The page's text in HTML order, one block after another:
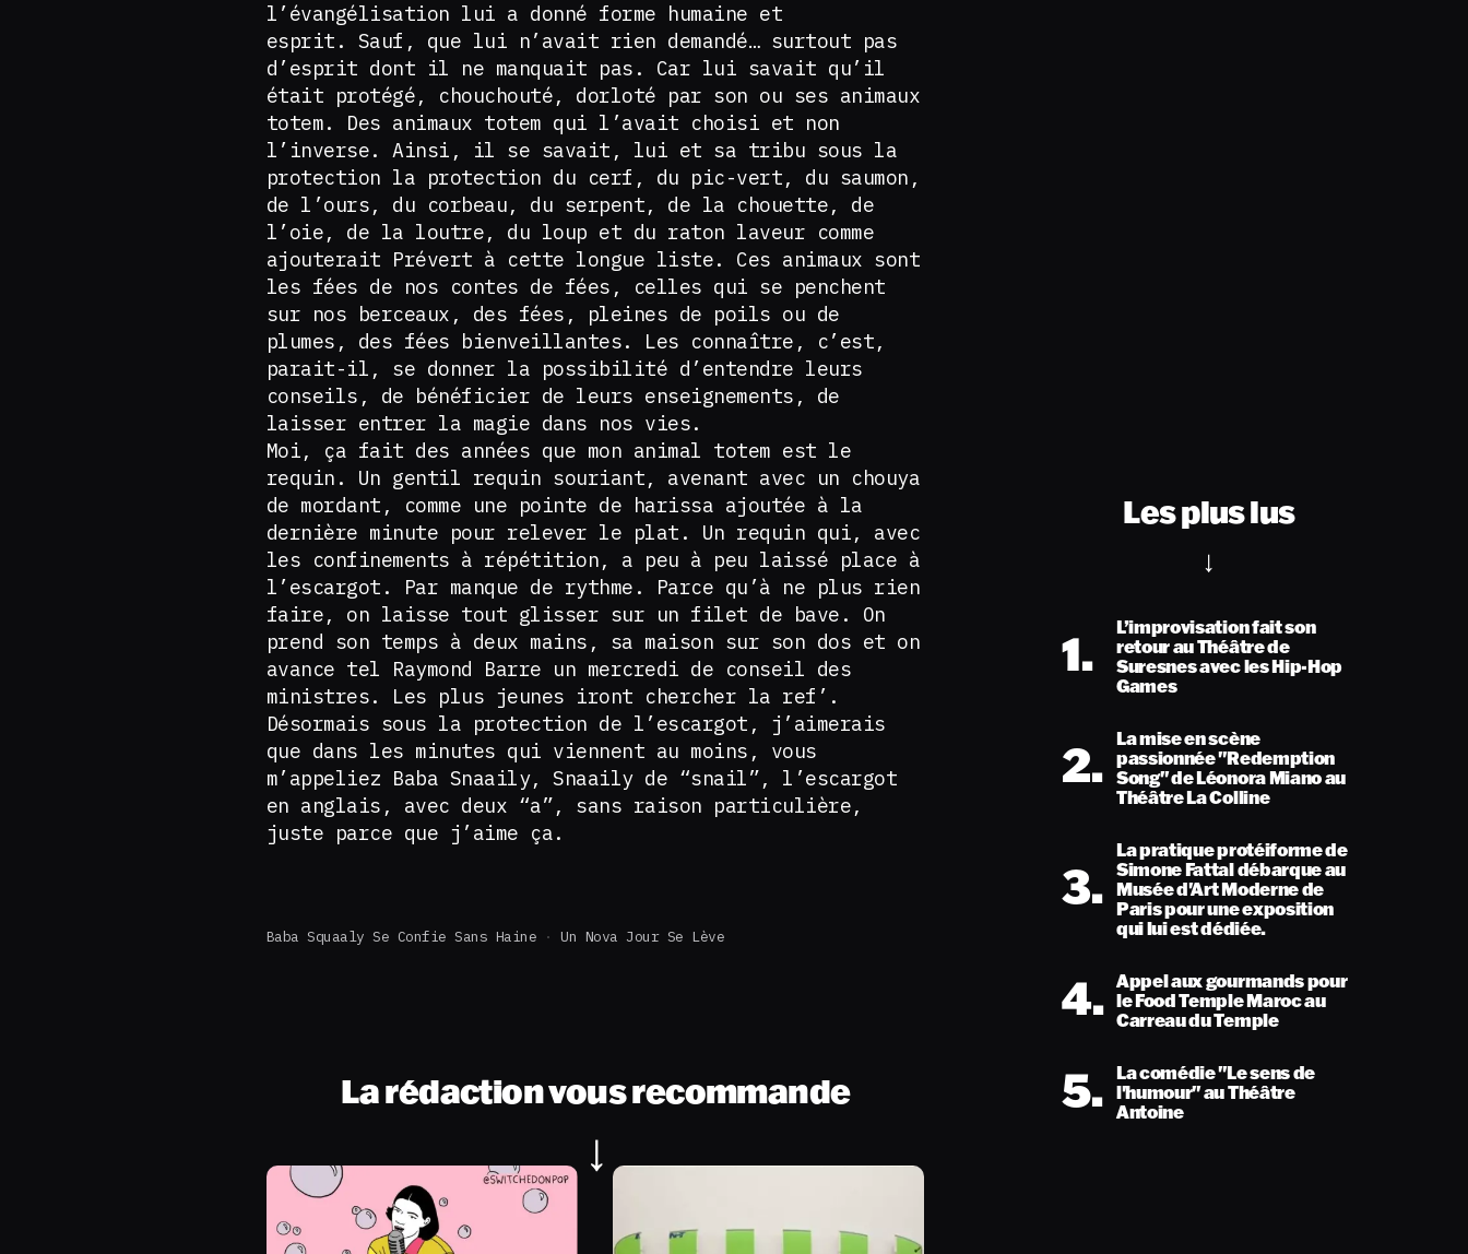
l’évangélisation lui a donné forme humaine et
esprit. Sauf, que lui n’avait rien demandé… surtout pas
d’esprit dont il ne manquait pas. Car lui savait qu’il
était protégé, chouchouté, dorloté par son ou ses animaux
totem. Des animaux totem qui l’avait choisi et non
l’inverse. Ainsi, il se savait, lui et sa tribu sous la
protection la protection du cerf, du pic-vert, du saumon,
de l’ours, du corbeau, du serpent, de la chouette, de
l’oie, de la loutre, du loup et du raton laveur comme
ajouterait Prévert à cette longue liste. Ces animaux sont
les fées de nos contes de fées, celles qui se penchent
sur nos berceaux, des fées, pleines de poils ou de
plumes, des fées bienveillantes. Les connaître, c’est,
parait-il, se donner la possibilité d’entendre leurs
conseils, de bénéficier de leurs enseignements, de
laisser entrer la magie dans nos vies.
Moi, ça fait des années que mon animal totem est le
requin. Un gentil requin souriant, avenant avec un chouya
de mordant, comme une pointe de harissa ajoutée à la
dernière minute pour relever le plat. Un requin qui, avec
les confinements à répétition, a peu à peu laissé place à
l’escargot. Par manque de rythme. Parce qu’à ne plus rien
faire, on laisse tout glisser sur un filet de bave. On
prend son temps à deux mains, sa maison sur son dos et on
avance tel Raymond Barre un mercredi de conseil des
ministres. Les plus jeunes iront chercher la ref’.
Désormais sous la protection de l’escargot, j’aimerais
que dans les minutes qui viennent au moins, vous
m’appeliez Baba Snaaily, Snaaily de “snail”, l’escargot
en anglais, avec deux “a”, sans raison particulière,
juste parce que j’aime ça.
Baba Squaaly Se Confie Sans Haine Un Nova Jour Se Lève
La rédaction vous recommande
Les plus lus
1.
L’improvisation fait son
retour au Théâtre de
Suresnes avec les Hip-Hop
Games
2. La mise en scène
passionnée "Redemption
Song" de Léonora Miano au
Théâtre La Colline
3.
La pratique protéiforme de
Simone Fattal débarque au
Musée d'Art Moderne de
Paris pour une exposition
qui lui est dédiée.
4. Appel aux gourmands pour
le Food Temple Maroc au
Carreau du Temple
5. La comédie "Le sens de
l'humour" au Théâtre
Antoine